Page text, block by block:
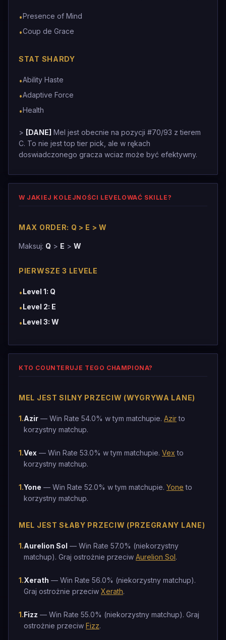
•Presence of Mind
•Coup de Grace
STAT SHARDY
•Ability Haste
•Adaptive Force
•Health
> [DANE] Mel jest obecnie na pozycji #70/93 z tierem
C. To nie jest top tier pick, ale w rękach
doswiadczonego gracza wciaz może być efektywny.
W JAKIEJ KOLEJNOŚCI LEVELOWAĆ SKILLE?
MAX ORDER: Q > E > W
Maksuj: Q > E > W
PIERWSZE 3 LEVELE
•Level 1: Q
•Level 2: E
•Level 3: W
KTO COUNTERUJE TEGO CHAMPIONA?
MEL JEST SILNY PRZECIW (WYGRYWA LANE)
1.Azir — Win Rate 54.0% w tym matchupie. Azirto
korzystny matchup.
1.Vex — Win Rate 53.0% w tym matchupie. Vex to
korzystny matchup.
1.Yone — Win Rate 52.0% w tym matchupie. Yone to
korzystny matchup.
MEL JEST SŁABY PRZECIW (PRZEGRANY LANE)
1.Aurelion Sol — Win Rate 57.0% (niekorzystny
matchup). Graj ostrożnie przeciw Aurelion Sol.
1.Xerath — Win Rate 56.0% (niekorzystny matchup).
Graj ostrożnie przeciw Xerath.
1.Fizz — Win Rate 55.0% (niekorzystny matchup). Graj
ostrożnie przeciw Fizz.